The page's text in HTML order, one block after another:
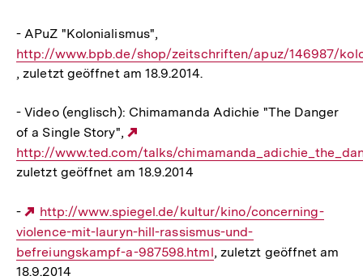
- APuZ "Kolonialismus",
Link:
http://www.bpb.de/shop/zeitschriften/apuz/146987/
, zuletzt geöffnet am 18.9.2014.
- Video (englisch): Chimamanda Adichie "The Danger
of a Single Story",
Link:
http://www.ted.com/talks/
zuletzt geöffnet am 18.9.2014
-
Externer
Link:
http://www.spiegel.de/kultur/kino/concerning-
violence-mit-lauryn-hill-rassismus-und-
befreiungskampf-a-987598.html, zuletzt geöffnet am
18.9.2014